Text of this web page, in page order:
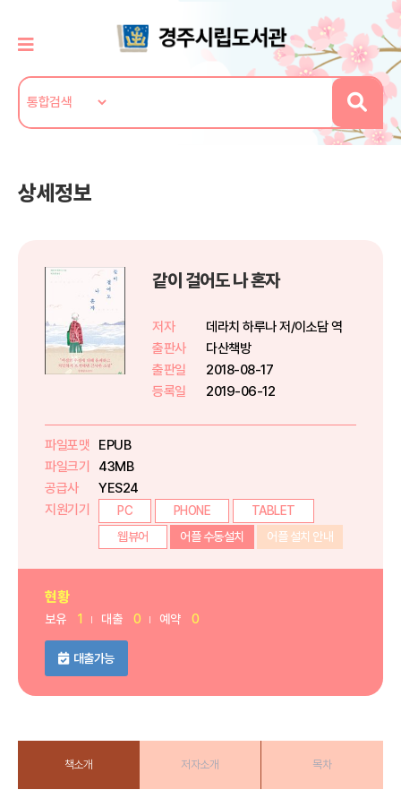
상세정보
같이 걸어도 나 혼자
저자
데라치 하루나 저/이소담 역
출판사
다산책방
출판일
2018-08-17
등록일
2019-06-12
파일포맷
EPUB
파일크기
43MB
공급사
YES24
지원기기
PC PHONE
TABLET
웹뷰어
어플 수동설치 어플 설치 안내
현황
보유 1 대출 0 예약 0
대출가능
책소개 저자소개 목차